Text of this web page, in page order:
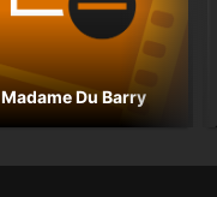
Madame Du Barry